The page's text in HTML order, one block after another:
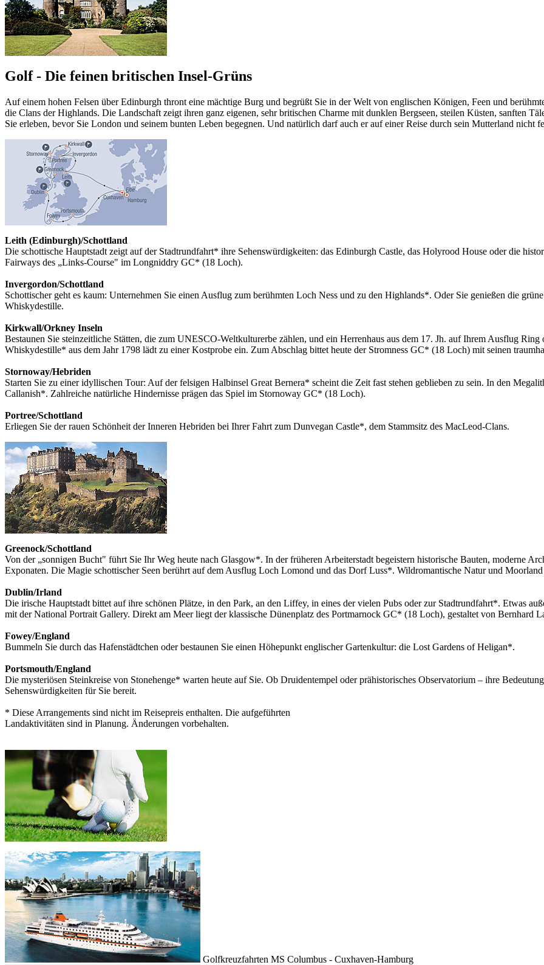
Golf - Die feinen britischen Insel-Grüns
Auf einem hohen Felsen über Edinburgh thront eine mächtige Burg und begrüßt Sie in der Welt von englischen Königen, Feen und
die Clans der Highlands. Die Landschaft zeigt ihren ganz eigenen, sehr britischen Charme mit dunklen Bergseen, steilen Küsten, sanften
Sie erleben, bevor Sie London und seinem bunten Leben begegnen. Und natürlich darf auch er auf einer Reise durch sein Mutterland nicht
Leith (Edinburgh)/Schottland
Die schottische Hauptstadt zeigt auf der Stadtrundfahrt* ihre Sehenswürdigkeiten: das Edinburgh Castle, das Holyrood House oder die
Fairways des „Links-Course" im Longniddry GC* (18 Loch).
Invergordon/Schottland
Schottischer geht es kaum: Unternehmen Sie einen Ausflug zum berühmten Loch Ness und zu den Highlands*. Oder Sie genießen die
Whiskydestille.
Kirkwall/Orkney Inseln
Bestaunen Sie steinzeitliche Stätten, die zum UNESCO-Weltkulturerbe zählen, und ein Herrenhaus aus dem 17. Jh. auf Ihrem Ausflug
Whiskydestille* aus dem Jahr 1798 lädt zu einer Kostprobe ein. Zum Abschlag bittet heute der Stromness GC* (18 Loch) mit seinen
Stornoway/Hebriden
Starten Sie zu einer idyllischen Tour: Auf der felsigen Halbinsel Great Bernera* scheint die Zeit fast stehen geblieben zu sein. In den
Callanish*. Zahlreiche natürliche Hindernisse prägen das Spiel im Stornoway GC* (18 Loch).
Portree/Schottland
Erliegen Sie der rauen Schönheit der Inneren Hebriden bei Ihrer Fahrt zum Dunvegan Castle*, dem Stammsitz des MacLeod-Clans.
Greenock/Schottland
Von der „sonnigen Bucht" führt Sie Ihr Weg heute nach Glasgow*. In der früheren Arbeiterstadt begeistern historische Bauten, moderne
Exponaten. Die Magie schottischer Seen berührt auf dem Ausflug Loch Lomond und das Dorf Luss*. Wildromantische Natur und
Dublin/Irland
Die irische Hauptstadt bittet auf ihre schönen Plätze, in den Park, an den Liffey, in eines der vielen Pubs oder zur Stadtrundfahrt*. Etwas
mit der National Portrait Gallery. Direkt am Meer liegt der klassische Dünenplatz des Portmarnock GC* (18 Loch), gestaltet von Bernhard
Fowey/England
Bummeln Sie durch das Hafenstädtchen oder bestaunen Sie einen Höhepunkt englischer Gartenkultur: die Lost Gardens of Heligan*.
Portsmouth/England
Die mysteriösen Steinkreise von Stonehenge* warten heute auf Sie. Ob Druidentempel oder prähistorisches Observatorium – ihre
Sehenswürdigkeiten für Sie bereit.
* Diese Arrangements sind nicht im Reisepreis enthalten. Die aufgeführten
Landaktivitäten sind in Planung. Änderungen vorbehalten.
Golfkreuzfahrten MS Columbus - Cuxhaven-Hamburg